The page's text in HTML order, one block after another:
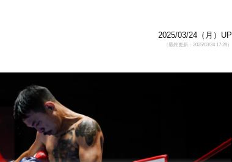
2025/03/24（月）UP
（最終更新：2025/03/24 17:28）